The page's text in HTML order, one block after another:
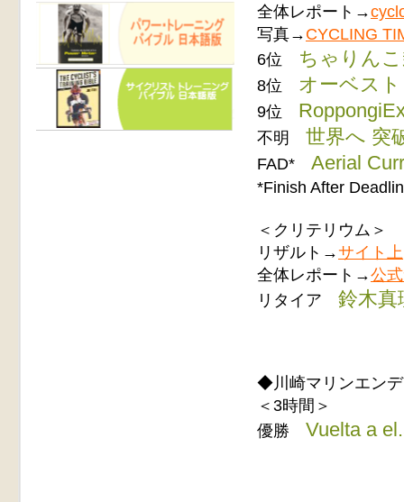
全体レポート→
写真→CYCLING
6位 ちゃりん
8位 オーベス
9位
不明 世界へ 突
FAD* Aerial
*Finish After
＜クリテリウム＞
リザルト→サイト上
全体レポート→公
リタイア 鈴木真
◆川崎マリンエン
＜3時間＞
優勝 Vuelta a